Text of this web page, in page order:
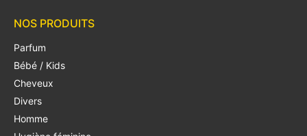
NOS PRODUITS
Parfum
Bébé / Kids
Cheveux
Divers
Homme